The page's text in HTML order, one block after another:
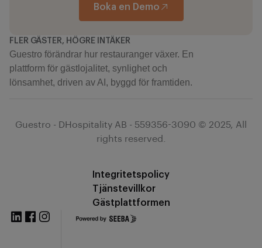
Boka en Demo
FLER GÄSTER, HÖGRE INTÄKER
Guestro förändrar hur restauranger växer. En
plattform för gästlojalitet, synlighet och
lönsamhet, driven av AI, byggd för framtiden.
Guestro - DHospitality AB - 559356-3090 © 2025, All
rights reserved.
Integritetspolicy
Tjänstevillkor
Gästplattformen